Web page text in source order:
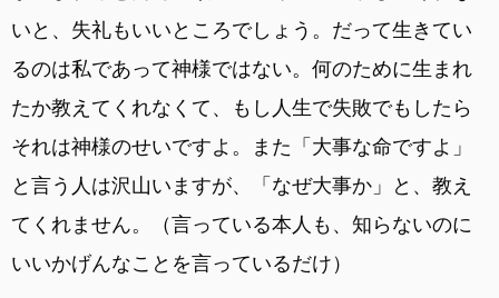
いと、失礼もいいところでしょう。だって生きてい
るのは私であって神様ではない。何のために生まれ
たか教えてくれなくて、もし人生で失敗でもしたら
それは神様のせいですよ。また「大事な命ですよ」
と言う人は沢山いますが、「なぜ大事か」と、教え
てくれません。（言っている本人も、知らないのに
いいかげんなことを言っているだけ）